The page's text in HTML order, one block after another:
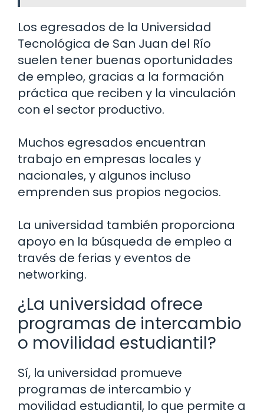
Los egresados de la Universidad
Tecnológica de San Juan del Río
suelen tener buenas oportunidades
de empleo, gracias a la formación
práctica que reciben y la vinculación
con el sector productivo.
Muchos egresados encuentran
trabajo en empresas locales y
nacionales, y algunos incluso
emprenden sus propios negocios.
La universidad también proporciona
apoyo en la búsqueda de empleo a
través de ferias y eventos de
networking.
¿La universidad ofrece
programas de intercambio
o movilidad estudiantil?
Sí, la universidad promueve
programas de intercambio y
movilidad estudiantil, lo que permite a